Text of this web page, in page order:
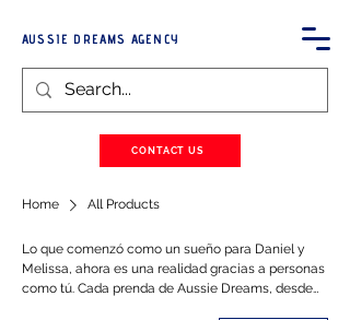
AUSSIE DREAMS AGENCY
CONTACT US
Home All Products
Lo que comenzó como un sueño para Daniel y
Melissa, ahora es una realidad gracias a personas
como tú. Cada prenda de Aussie Dreams, desde